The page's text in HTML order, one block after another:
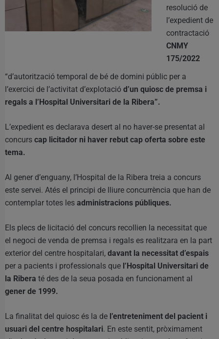
resolució de
l’expedient de
contractació
CNMY
175/2022
“d’autorització temporal de bé de domini públic per a
l’exercici de l’activitat d’explotació d’un quiosc de premsa i
regals a l’Hospital Universitari de la Ribera”.
L’expedient es declarava desert al no haver-se presentat al
concurs cap licitador ni haver rebut cap oferta sobre este
tema.
Al gener d’enguany, l’Hospital de la Ribera treia a concurs
este servei. Atés el principi de lliure concurrència que han de
contemplar totes les administracions públiques.
Els plecs de licitació del concurs recollien la necessitat que
el negoci de venda de premsa i regals es realitzara en la part
exterior del centre hospitalari, davant la necessitat d’espais
per a pacients i professionals que l’Hospital Universitari de
la Ribera té des de la seua posada en funcionament al
gener de 1999.
La finalitat del quiosc és la de l’entreteniment del pacient i
usuari del centre hospitalari. En este sentit, pròximament